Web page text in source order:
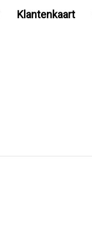
Klantenkaart